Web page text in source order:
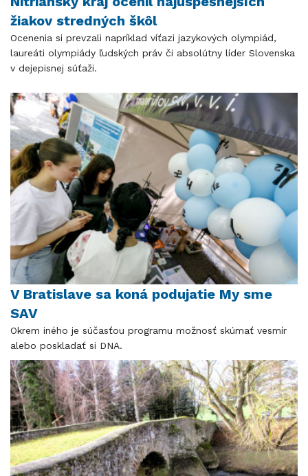
žiakov stredných škôl
Ocenenia si prevzali napríklad víťazi jazykových olympiád,
laureáti olympiády ľudských práv či absolútny líder Slovenska
v dejepisnej súťaži.
V Bratislave sa koná podujatie My sme
SAV
Okrem iného je súčasťou programu možnosť skúmať vesmír
alebo poskladať si DNA.